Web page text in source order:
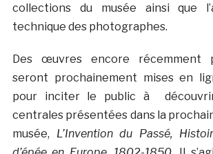
collections du musée ainsi que
technique des photographes.
Des œuvres encore récemment
seront prochainement mises en
pour inciter le public à
centrales présentées dans la
musée, L’Invention du Passé,